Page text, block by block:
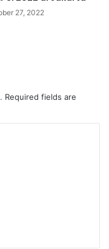
27, 2022
Required fields are